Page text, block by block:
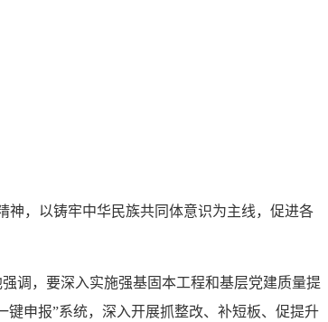
神，以铸牢中华民族共同体意识为主线，促进各
调，要深入实施强基固本工程和基层党建质量提
申报”系统，深入开展抓整改、补短板、促提升